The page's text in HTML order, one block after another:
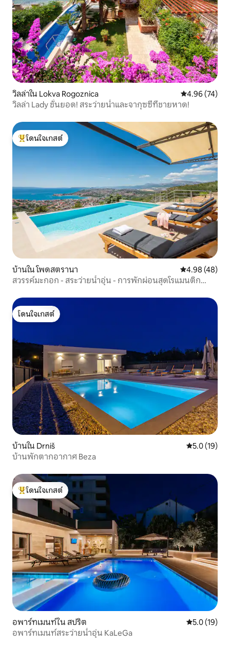
วิลล่าใน Lokva Rogoznica คะแนนเฉลี่ย
4.96 (74)
วิลล่า Lady ชั้นยอด! สระว่ายน้ำและจากุซซี่ที่ชายหาด!
โดนใจเกสต์ที่สุด
โดนใจเกสต์
บ้านใน โพดสตรานา คะแนนเฉลี่ย
4.98 (48)
สวรรค์มะกอก - สระว่ายน้ำอุ่น - การพักผ่อนสุดโรแมนติก
โดนใจเกสต์
โดนใจเกสต์
บ้านใน Drniš คะแนนเฉลี่ย
5.0 (19)
บ้านพักตากอากาศ Beza
โดนใจเกสต์ที่สุด
โดนใจเกสต์
อพาร์ทเมนท์ใน สปริต คะแนนเฉลี่ย
5.0 (19)
อพาร์ทเมนท์สระว่ายน้ำอุ่น KaLeGa